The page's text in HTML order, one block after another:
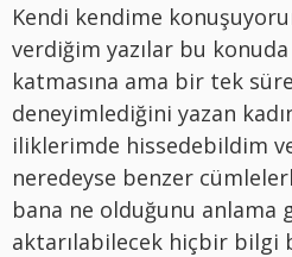
Kendi kendime
verdiğim yazılar bu
katmasına ama bir tek
deneyimlediğini yazan
iliklerimde hissedebildim
neredeyse benzer
bana ne olduğunu anlama
aktarılabilecek hiçbir bilgi